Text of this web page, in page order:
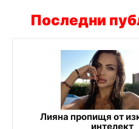
Последни
Лияна пропищя от
интелект